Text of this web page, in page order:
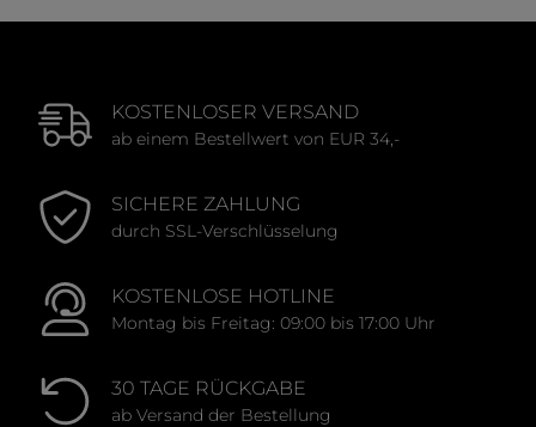
KOSTENLOSER VERSAND
ab einem Bestellwert von EUR 34,-
SICHERE ZAHLUNG
durch SSL-Verschlüsselung
KOSTENLOSE HOTLINE
Montag bis Freitag: 09:00 bis 17:00 Uhr
30 TAGE RÜCKGABE
ab Versand der Bestellung